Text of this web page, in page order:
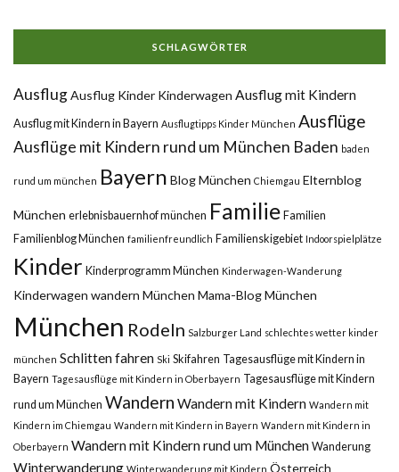
SCHLAGWÖRTER
AusflugAusflug Kinder Kinderwagen Ausflug mit Kindern
Ausflug mit Kindern in Bayern Ausflugtipps Kinder München Ausflüge
Ausflüge mit Kindern rund um München Baden baden
rund um münchen Bayern Blog München Chiemgau Elternblog
München erlebnisbauernhof münchen Familie Familien
Familienblog München familienfreundlich Familienskigebiet Indoorspielplätze
Kinder Kinderprogramm München Kinderwagen-Wanderung
Kinderwagen wandern München Mama-Blog München
München Rodeln Salzburger Land schlechtes wetter kinder
münchen Schlitten fahren Ski Skifahren Tagesausflüge mit Kindern in
Bayern Tagesausflüge mit Kindern in Oberbayern Tagesausflüge mit Kindern
rund um München Wandern Wandern mit Kindern Wandern mit
Kindern im Chiemgau Wandern mit Kindern in Bayern Wandern mit Kindern in
Oberbayern Wandern mit Kindern rund um München Wanderung
Winterwanderung Winterwanderung mit Kindern Österreich